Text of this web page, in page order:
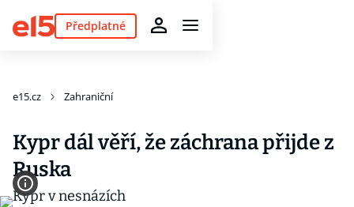
Předplatné
e15.cz Zahraniční
Kypr dál věří, že záchrana přijde z
Ruska